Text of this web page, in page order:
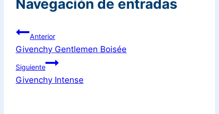
Navegación de entradas
Anterior
Givenchy Gentlemen Boisée
Siguiente
Givenchy Intense